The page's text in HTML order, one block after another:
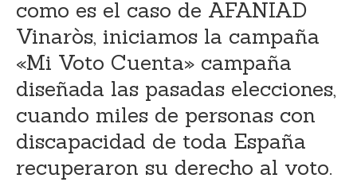
como es el caso de AFANIAD
Vinaròs, iniciamos la campaña
«Mi Voto Cuenta» campaña
diseñada las pasadas elecciones,
cuando miles de personas con
discapacidad de toda España
recuperaron su derecho al voto.